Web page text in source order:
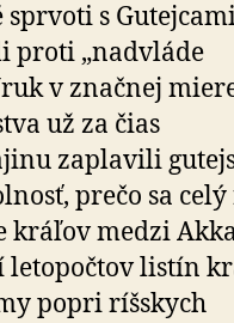
sprvoti s
proti „nadvláde
v značnej
už za čias
zaplavili
prečo sa
kráľov medzi
letopočtov listín
popri ríšskych